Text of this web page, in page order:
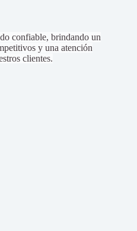
confiable, brindando un
y una atención
clientes.